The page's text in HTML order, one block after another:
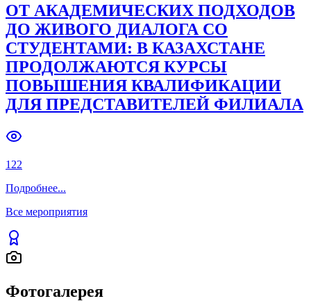
ОТ АКАДЕМИЧЕСКИХ ПОДХОДОВ
ДО ЖИВОГО ДИАЛОГА СО
СТУДЕНТАМИ: В КАЗАХСТАНЕ
ПРОДОЛЖАЮТСЯ КУРСЫ
ПОВЫШЕНИЯ КВАЛИФИКАЦИИ
ДЛЯ ПРЕДСТАВИТЕЛЕЙ ФИЛИАЛА
122
Подробнее...
Все мероприятия
Фотогалерея